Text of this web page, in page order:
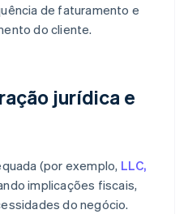
de faturamento e
do cliente.
jurídica e
(por exemplo, LLC,
implicações fiscais,
do negócio.